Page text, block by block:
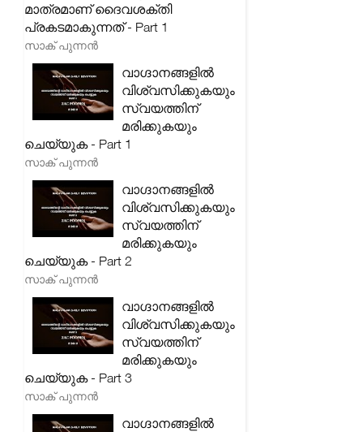
മാത്രമാണ് ദൈവശക്തി
പ്രകടമാകുന്നത് - Part 1
സാക് പുന്നൻ
വാഗ്ദാനങ്ങളിൽ
വിശ്വസിക്കുകയും
സ്വയത്തിന്
മരിക്കുകയും
ചെയ്യുക - Part 1
സാക് പുന്നൻ
വാഗ്ദാനങ്ങളിൽ
വിശ്വസിക്കുകയും
സ്വയത്തിന്
മരിക്കുകയും
ചെയ്യുക - Part 2
സാക് പുന്നൻ
വാഗ്ദാനങ്ങളിൽ
വിശ്വസിക്കുകയും
സ്വയത്തിന്
മരിക്കുകയും
ചെയ്യുക - Part 3
സാക് പുന്നൻ
വാഗ്ദാനങ്ങളിൽ